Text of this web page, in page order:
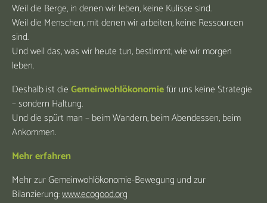
Weil die Berge, in denen wir leben, keine Kulisse sind.
Weil die Menschen, mit denen wir arbeiten, keine Ressourcen
sind.
Und weil das, was wir heute tun, bestimmt, wie wir morgen
leben.
Deshalb ist dieGemeinwohlökonomiefür uns keine Strategie
– sondern Haltung.
Und die spürt man – beim Wandern, beim Abendessen, beim
Ankommen.
Mehr erfahren
Mehr zur Gemeinwohlökonomie-Bewegung und zur
Bilanzierung:www.ecogood.org